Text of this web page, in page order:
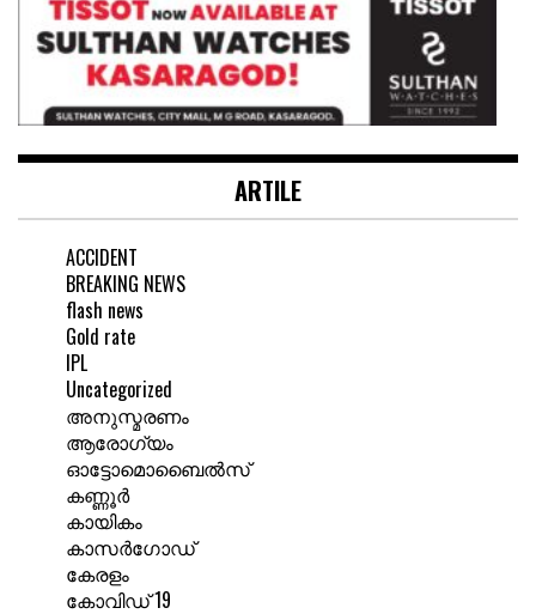
ARTILE
ACCIDENT
BREAKING NEWS
flash news
Gold rate
IPL
Uncategorized
അനുസ്മരണം
ആരോഗ്യം
ഓട്ടോമൊബൈൽസ്
കണ്ണൂർ
കായികം
കാസർഗോഡ്
കേരളം
കോവിഡ് 19